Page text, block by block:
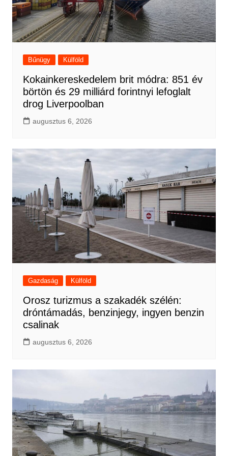
Bűnügy Külföld
Kokainkereskedelem brit módra: 851 év
börtön és 29 milliárd forintnyi lefoglalt
drog Liverpoolban
augusztus 6, 2026
Gazdaság Külföld
Orosz turizmus a szakadék szélén:
dróntámadás, benzinjegy, ingyen benzin
csalinak
augusztus 6, 2026